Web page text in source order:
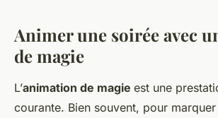
Animer une soirée avec
de magie
L’animation de magie est une
courante. Bien souvent, pour